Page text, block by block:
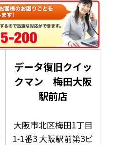
データ復旧クイッ
クマン 梅田大阪
駅前店
大阪市北区梅田1丁目
1-1番3 大阪駅前第3ビ